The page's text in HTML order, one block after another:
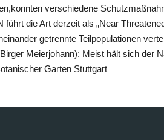
verschiedene
die Art derzeit als „Near
getrennte Teilpopulationen
Meierjohann): Meist hält sich der
Garten Stuttgart